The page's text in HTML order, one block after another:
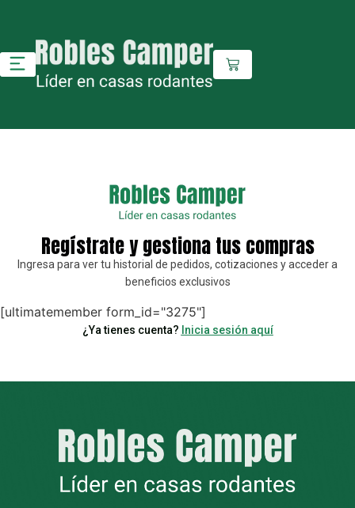
Regístrate y gestiona tus compras
Ingresa para ver tu historial de pedidos, cotizaciones y acceder a
beneficios exclusivos
[ultimatemember form_id="3275"]
¿Ya tienes cuenta? Inicia sesión aquí